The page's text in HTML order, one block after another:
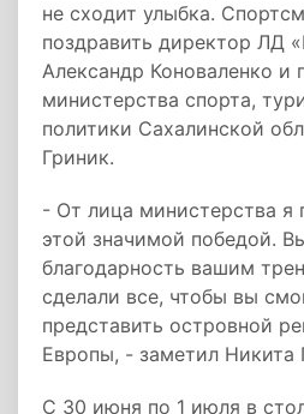
не сходит улыбка.
поздравить директор ЛД
Александр Коноваленко и
министерства спорта,
политики Сахалинской
Гриник.
- От лица министерства я
этой значимой победой.
благодарность вашим
сделали все, чтобы вы
представить островной
Европы, - заметил Никита
С 30 июня по 1 июля в